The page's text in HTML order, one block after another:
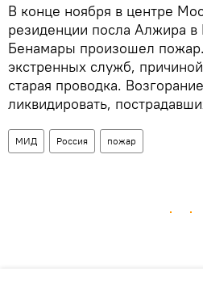
В конце ноября в центре
резиденции посла Алжира
Бенамары произошел
экстренных служб,
старая проводка.
ликвидировать,
МИД Россия пожар